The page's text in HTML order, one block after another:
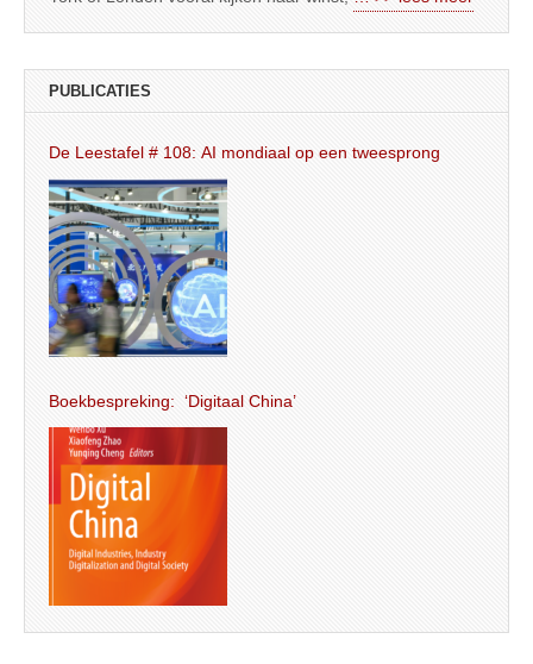
PUBLICATIES
De Leestafel # 108: AI mondiaal op een tweesprong
Boekbespreking: ‘Digitaal China’